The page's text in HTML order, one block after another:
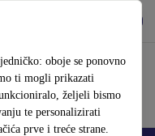
oboje se ponovno
ti mogli prikazati
željeli bismo
te personalizirati
prve i treće strane.